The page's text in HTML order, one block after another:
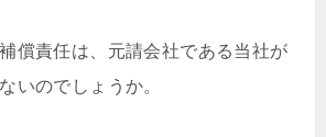
償責任は、元請会社である当社が
いのでしょうか。